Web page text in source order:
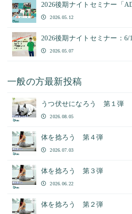
2026後期ナイトセミナー「
2026.05.12
2026後期ナイトセミナー：6/
2026.05.07
一般の方最新投稿
うつ伏せになろう 第１弾
2026.08.05
体を捻ろう 第４弾
2026.07.03
体を捻ろう 第３弾
2026.06.22
体を捻ろう 第２弾